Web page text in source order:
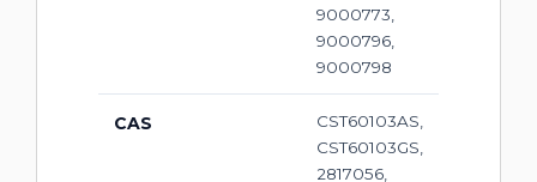
9000773,
9000796,
9000798
CAS
CST60103AS,
CST60103GS,
2817056,